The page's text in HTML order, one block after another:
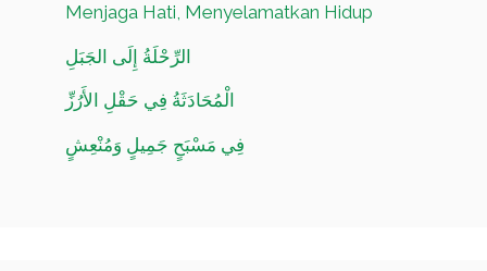
Menjaga Hati, Menyelamatkan Hidup
الرِّحْلَةُ إِلَى الجَبَلِ
الْمُحَادَثَةُ فِي حَقْلِ الأَرُزِّ
فِي مَسْبَحٍ جَمِيلٍ وَمُنْعِشٍ